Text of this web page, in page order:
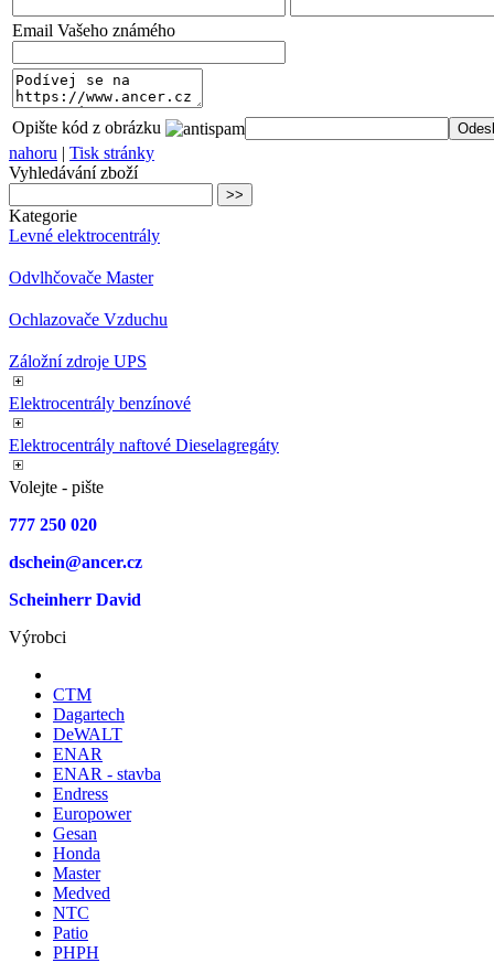
Email Vašeho známého
Opište kód z obrázku
nahoru | Tisk stránky
Vyhledávání zboží
Kategorie
Levné elektrocentrály
Odvlhčovače Master
Ochlazovače Vzduchu
Záložní zdroje UPS
Elektrocentrály benzínové
Elektrocentrály naftové Dieselagregáty
Volejte - pište
777 250 020
dschein@ancer.cz
Scheinherr David
Výrobci
CTM
Dagartech
DeWALT
ENAR
ENAR - stavba
Endress
Europower
Gesan
Honda
Master
Medved
NTC
Patio
PHPH